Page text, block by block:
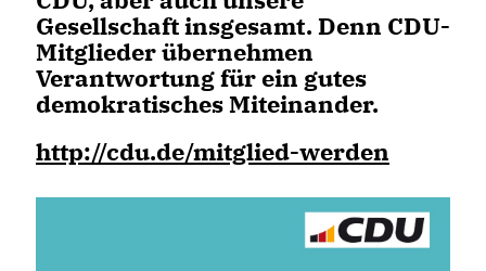
Gesellschaft insgesamt. Denn CDU-
Mitglieder übernehmen
Verantwortung für ein gutes
demokratisches Miteinander.
http://cdu.de/mitglied-werden